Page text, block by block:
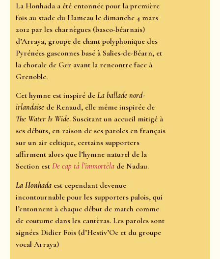
La Honhada a été entonnée pour la première
fois au stade du Hameau le dimanche 4 mars
2012 par les charnègues (basco-béarnais)
d’Arraya, groupe de chant polyphonique des
Pyrénées gasconnes basé à Salies-de-Béarn, et
la chorale de Ger avant la rencontre face à
Grenoble.
Cet hymne est inspiré de La ballade nord-
irlandaise de Renaud, elle même inspirée de
The Water Is Wide. Suscitant un accueil mitigé à
ses débuts, en raison de ses paroles en français
sur un air celtique, certains supporters
affirment alors que l’hymne naturel de la
Section est De cap tà l’immortèla de Nadau.
La Honhada est cependant devenue
incontournable pour les supporters palois, qui
l’entonnent à chaque début de match comme
de coutume dans les cantèras. Les paroles sont
signées Didier Fois (d’Hestiv’Oc et du groupe
vocal Arraya)